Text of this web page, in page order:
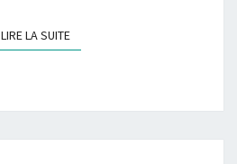
LIRE LA SUITELIRE LA SUITE